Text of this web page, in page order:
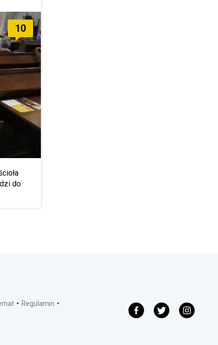
10
do
Regulamin